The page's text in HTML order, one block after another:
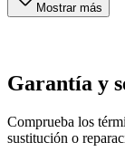
Mostrar más
Garantía y
Comprueba los
sustitución o